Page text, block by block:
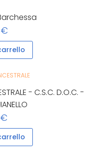
€
- C.S.C. D.O.C. -
€